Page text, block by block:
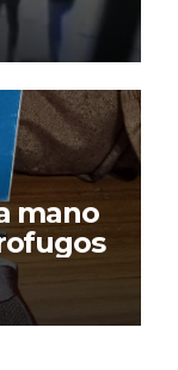
mano